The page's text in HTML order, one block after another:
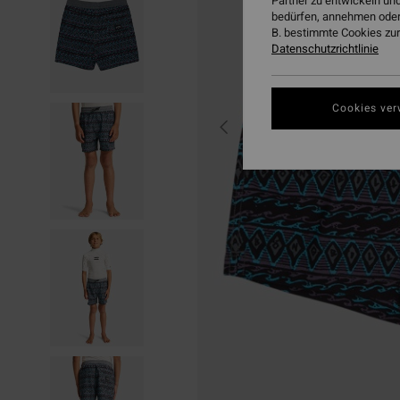
bedürfen, annehmen
B. bestimmte Cookies
Datenschutzrichtlinie
Cookies